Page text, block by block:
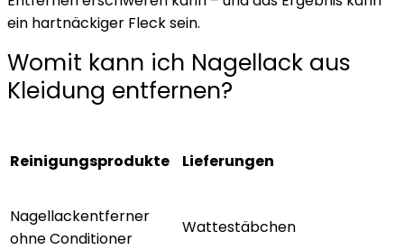
ein hartnäckiger Fleck sein.
Womit kann ich Nagellack aus
Kleidung entfernen?
Reinigungsprodukte Lieferungen
Nagellackentferner
ohne Conditioner
Wattestäbchen